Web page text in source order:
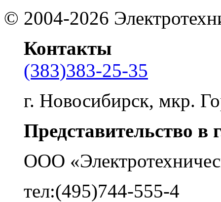
© 2004-2026
Контакты
(383)383-25-35
г. Новосибирск, мкр.
Представительство в
ООО
тел:(495)744-555-4